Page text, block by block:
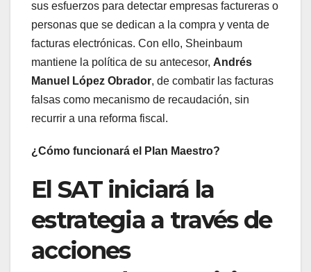
sus esfuerzos para detectar empresas factureras o
personas que se dedican a la compra y venta de
facturas electrónicas. Con ello, Sheinbaum
mantiene la política de su antecesor, Andrés
Manuel López Obrador, de combatir las facturas
falsas como mecanismo de recaudación, sin
recurrir a una reforma fiscal.
¿Cómo funcionará el Plan Maestro?
El SAT iniciará la
estrategia a través de
acciones